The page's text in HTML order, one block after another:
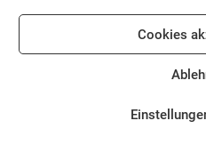
Cookies
Impressum
Cookie-